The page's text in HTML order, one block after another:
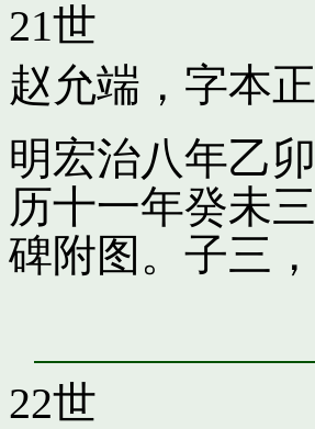
21世
赵允端，字本正
明宏治八年乙
历十一年癸未
碑附图。子三，
22世